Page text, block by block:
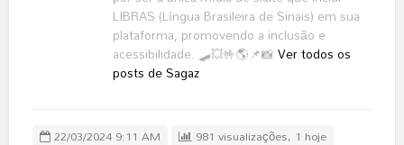
LIBRAS (Língua Brasileira de Sinais) em sua
plataforma, promovendo a inclusão e
acessibilidade. 🛹💥🤟🌎📌📸Ver todos os
posts de Sagaz
22/03/2024 9:11 AM
981 visualizações, 1 hoje